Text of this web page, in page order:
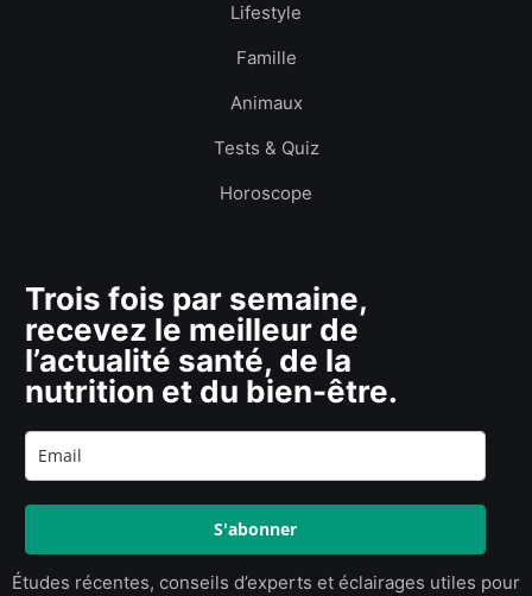
Lifestyle
Famille
Animaux
Tests & Quiz
Horoscope
Trois fois par semaine,
recevez le meilleur de
l’actualité santé, de la
nutrition et du bien-être.
S'abonner
Études récentes, conseils d’experts et éclairages utiles pour